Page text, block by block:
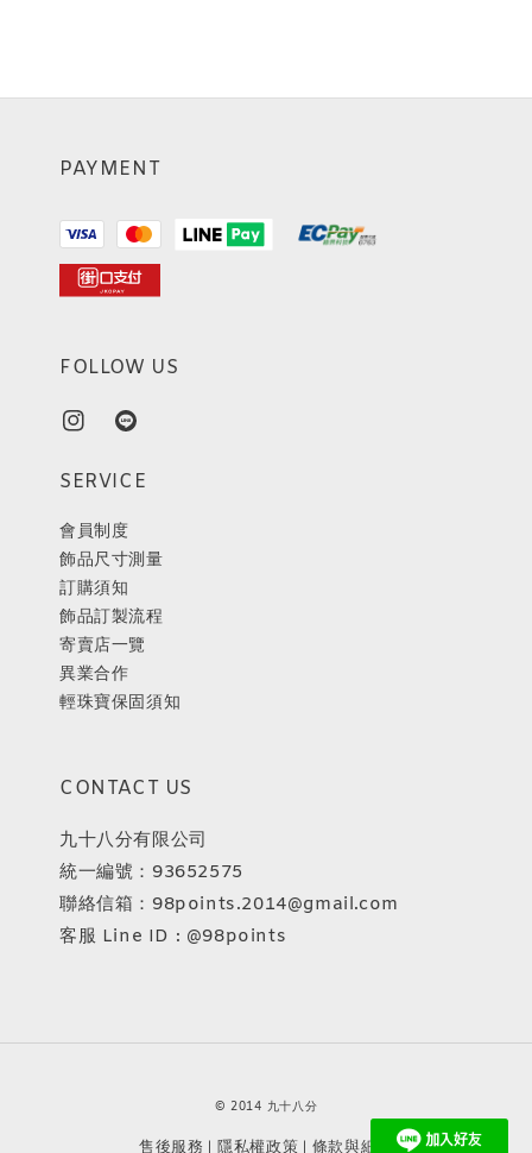
PAYMENT
FOLLOW US
SERVICE
會員制度
飾品尺寸測量
訂購須知
飾品訂製流程
寄賣店一覽
異業合作
輕珠寶保固須知
CONTACT US
九十八分有限公司
統一編號：93652575
聯絡信箱：98points.2014@gmail.com
客服 Line ID : @98points
© 2014 九十八分
售後服務 隱私權政策 條款與細則